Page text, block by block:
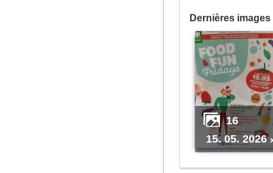
Dernières
16
15. 05. 2026